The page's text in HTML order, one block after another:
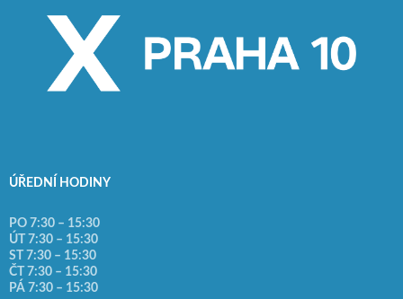
ÚŘEDNÍ HODINY
PO 7:30 – 15:30
ÚT 7:30 – 15:30
ST 7:30 – 15:30
ČT 7:30 – 15:30
PÁ 7:30 – 15:30